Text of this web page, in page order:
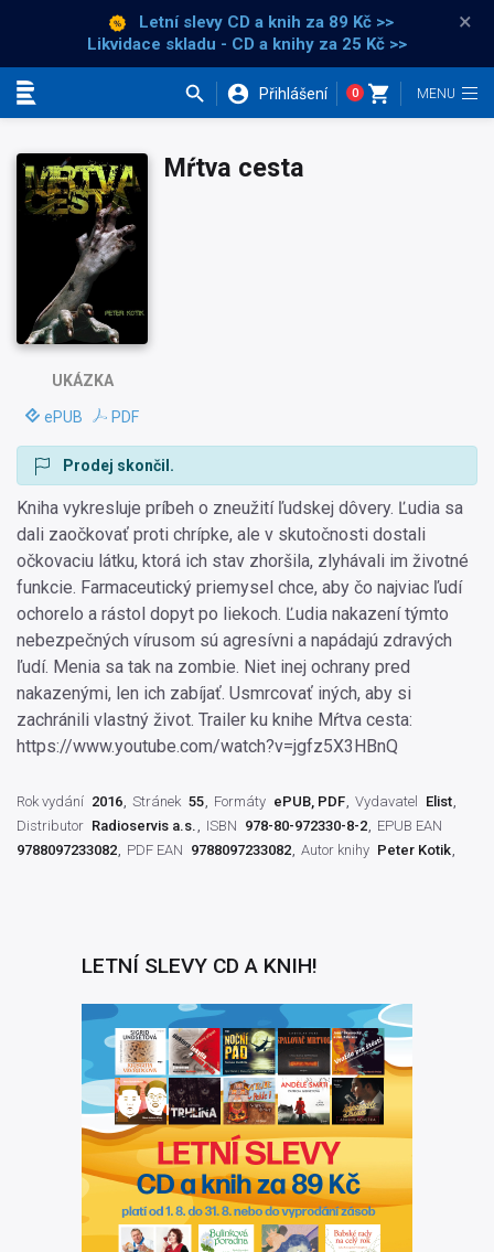
Letní slevy CD a knih za 89 Kč >>
Likvidace skladu - CD a knihy za 25 Kč >>
×
Přihlášení 0
UKÁZKA
ePUB PDF
Mŕtva cesta
Kniha vykresluje príbeh o zneužití ľudskej dôvery. Ľudia sa
dali zaočkovať proti chrípke, ale v skutočnosti dostali
očkovaciu látku, ktorá ich stav zhoršila, zlyhávali im životné
funkcie. Farmaceutický priemysel chce, aby čo najviac ľudí
ochorelo a rástol dopyt po liekoch. Ľudia nakazení týmto
nebezpečných vírusom sú agresívni a napádajú zdravých
ľudí. Menia sa tak na zombie. Niet inej ochrany pred
nakazenými, len ich zabíjať. Usmrcovať iných, aby si
zachránili vlastný život. Trailer ku knihe Mŕtva cesta:
https://www.youtube.com/watch?v=jgfz5X3HBnQ
Prodej skončil.
Rok vydání 2016 Stránek 55 Formáty ePUB, PDF Vydavatel Elist
Distributor Radioservis a.s. ISBN 978-80-972330-8-2
EPUB EAN
9788097233082
PDF EAN 9788097233082 Autor knihy Peter Kotik
LETNÍ SLEVY CD A KNIH!